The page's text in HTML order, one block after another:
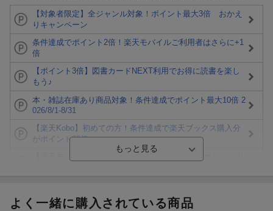
【対象者限定】全ジャンル対象！ポイント最大3倍 おかえ
りキャンペーン
条件達成でポイント2倍！楽天モバイルご利用者はさらに+1
倍
【ポイント3倍】図書カードNEXT利用でお得に読書を楽し
もう♪
本・雑誌在庫あり商品対象！条件達成でポイント最大10倍 2
026/8/1-8/31
【楽天Kobo】初めての方！条件達成で楽天ブックス購入分
がポイント20倍
ト山分け
よく一緒に購入されている商品